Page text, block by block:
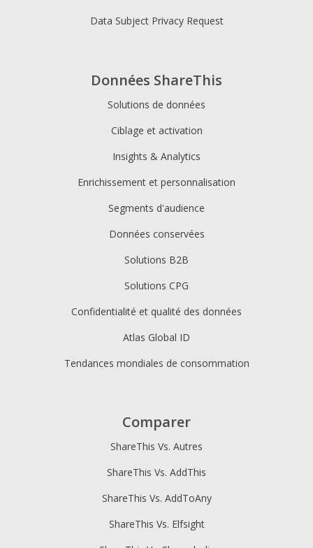
Données ShareThis
Solutions de données
Ciblage et activation
Insights & Analytics
Enrichissement et personnalisation
Segments d'audience
Données conservées
Solutions B2B
Solutions CPG
Confidentialité et qualité des données
Atlas Global ID
Tendances mondiales de consommation
Data Subject Privacy Request
Comparer
ShareThis Vs. Autres
ShareThis Vs. AddThis
ShareThis Vs. AddToAny
ShareThis Vs. Elfsight